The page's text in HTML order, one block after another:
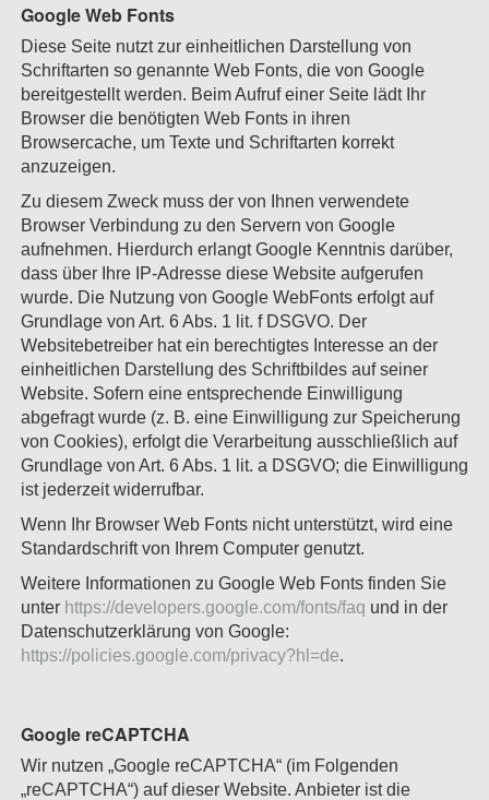
Google Web Fonts
Diese Seite nutzt zur einheitlichen Darstellung von
Schriftarten so genannte Web Fonts, die von Google
bereitgestellt werden. Beim Aufruf einer Seite lädt Ihr
Browser die benötigten Web Fonts in ihren
Browsercache, um Texte und Schriftarten korrekt
anzuzeigen.
Zu diesem Zweck muss der von Ihnen verwendete
Browser Verbindung zu den Servern von Google
aufnehmen. Hierdurch erlangt Google Kenntnis darüber,
dass über Ihre IP-Adresse diese Website aufgerufen
wurde. Die Nutzung von Google WebFonts erfolgt auf
Grundlage von Art. 6 Abs. 1 lit. f DSGVO. Der
Websitebetreiber hat ein berechtigtes Interesse an der
einheitlichen Darstellung des Schriftbildes auf seiner
Website. Sofern eine entsprechende Einwilligung
abgefragt wurde (z. B. eine Einwilligung zur Speicherung
von Cookies), erfolgt die Verarbeitung ausschließlich auf
Grundlage von Art. 6 Abs. 1 lit. a DSGVO; die Einwilligung
ist jederzeit widerrufbar.
Wenn Ihr Browser Web Fonts nicht unterstützt, wird eine
Standardschrift von Ihrem Computer genutzt.
Weitere Informationen zu Google Web Fonts finden Sie
unter https://developers.google.com/fonts/faq und in der
Datenschutzerklärung von Google:
https://policies.google.com/privacy?hl=de.
Google reCAPTCHA
Wir nutzen „Google reCAPTCHA“ (im Folgenden
„reCAPTCHA“) auf dieser Website. Anbieter ist die